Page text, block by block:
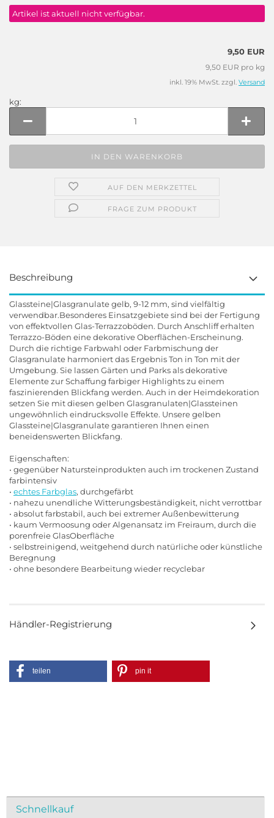
Artikel ist aktuell nicht verfügbar.
9,50 EUR
9,50 EUR pro kg
inkl. 19% MwSt. zzgl. Versand
kg:
AUF DEN MERKZETTEL
FRAGE ZUM PRODUKT
Beschreibung
Glassteine|Glasgranulate gelb, 9-12 mm, sind vielfältig
verwendbar.Besonderes Einsatzgebiete sind bei der Fertigung
von effektvollen Glas-Terrazzoböden. Durch Anschliff erhalten
Terrazzo-Böden eine dekorative Oberflächen-Erscheinung.
Durch die richtige Farbwahl oder Farbmischung der
Glasgranulate harmoniert das Ergebnis Ton in Ton mit der
Umgebung. Sie lassen Gärten und Parks als dekorative
Elemente zur Schaffung farbiger Highlights zu einem
faszinierenden Blickfang werden. Auch in der Heimdekoration
setzen Sie mit diesen gelben Glasgranulaten|Glassteinen
ungewöhnlich eindrucksvolle Effekte. Unsere gelben
Glassteine|Glasgranulate garantieren Ihnen einen
beneidenswerten Blickfang.
Eigenschaften:
• gegenüber Natursteinprodukten auch im trockenen Zustand
farbintensiv
• echtes Farbglas, durchgefärbt
• nahezu unendliche Witterungsbeständigkeit, nicht verrottbar
• absolut farbstabil, auch bei extremer Außenbewitterung
• kaum Vermoosung oder Algenansatz im Freiraum, durch die
porenfreie GlasOberfläche
• selbstreinigend, weitgehend durch natürliche oder künstliche
Beregnung
• ohne besondere Bearbeitung wieder recyclebar
Händler-Registrierung
teilen pin it
Schnellkauf